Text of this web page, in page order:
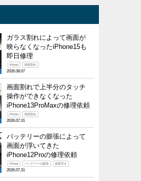
ガラス割れによって画面が
映らなくなったiPhone15も
即日修理
iPhone 画面割れ
2026.08.07
画面割れで上半分のタッチ
操作ができなくなった
iPhone13ProMaxの修理依頼
iPhone 画面割れ
2026.07.31
バッテリーの膨張によって
画面が浮いてきた
iPhone12Proの修理依頼
iPhone バッテリーの膨張 画面浮き
2026.07.31